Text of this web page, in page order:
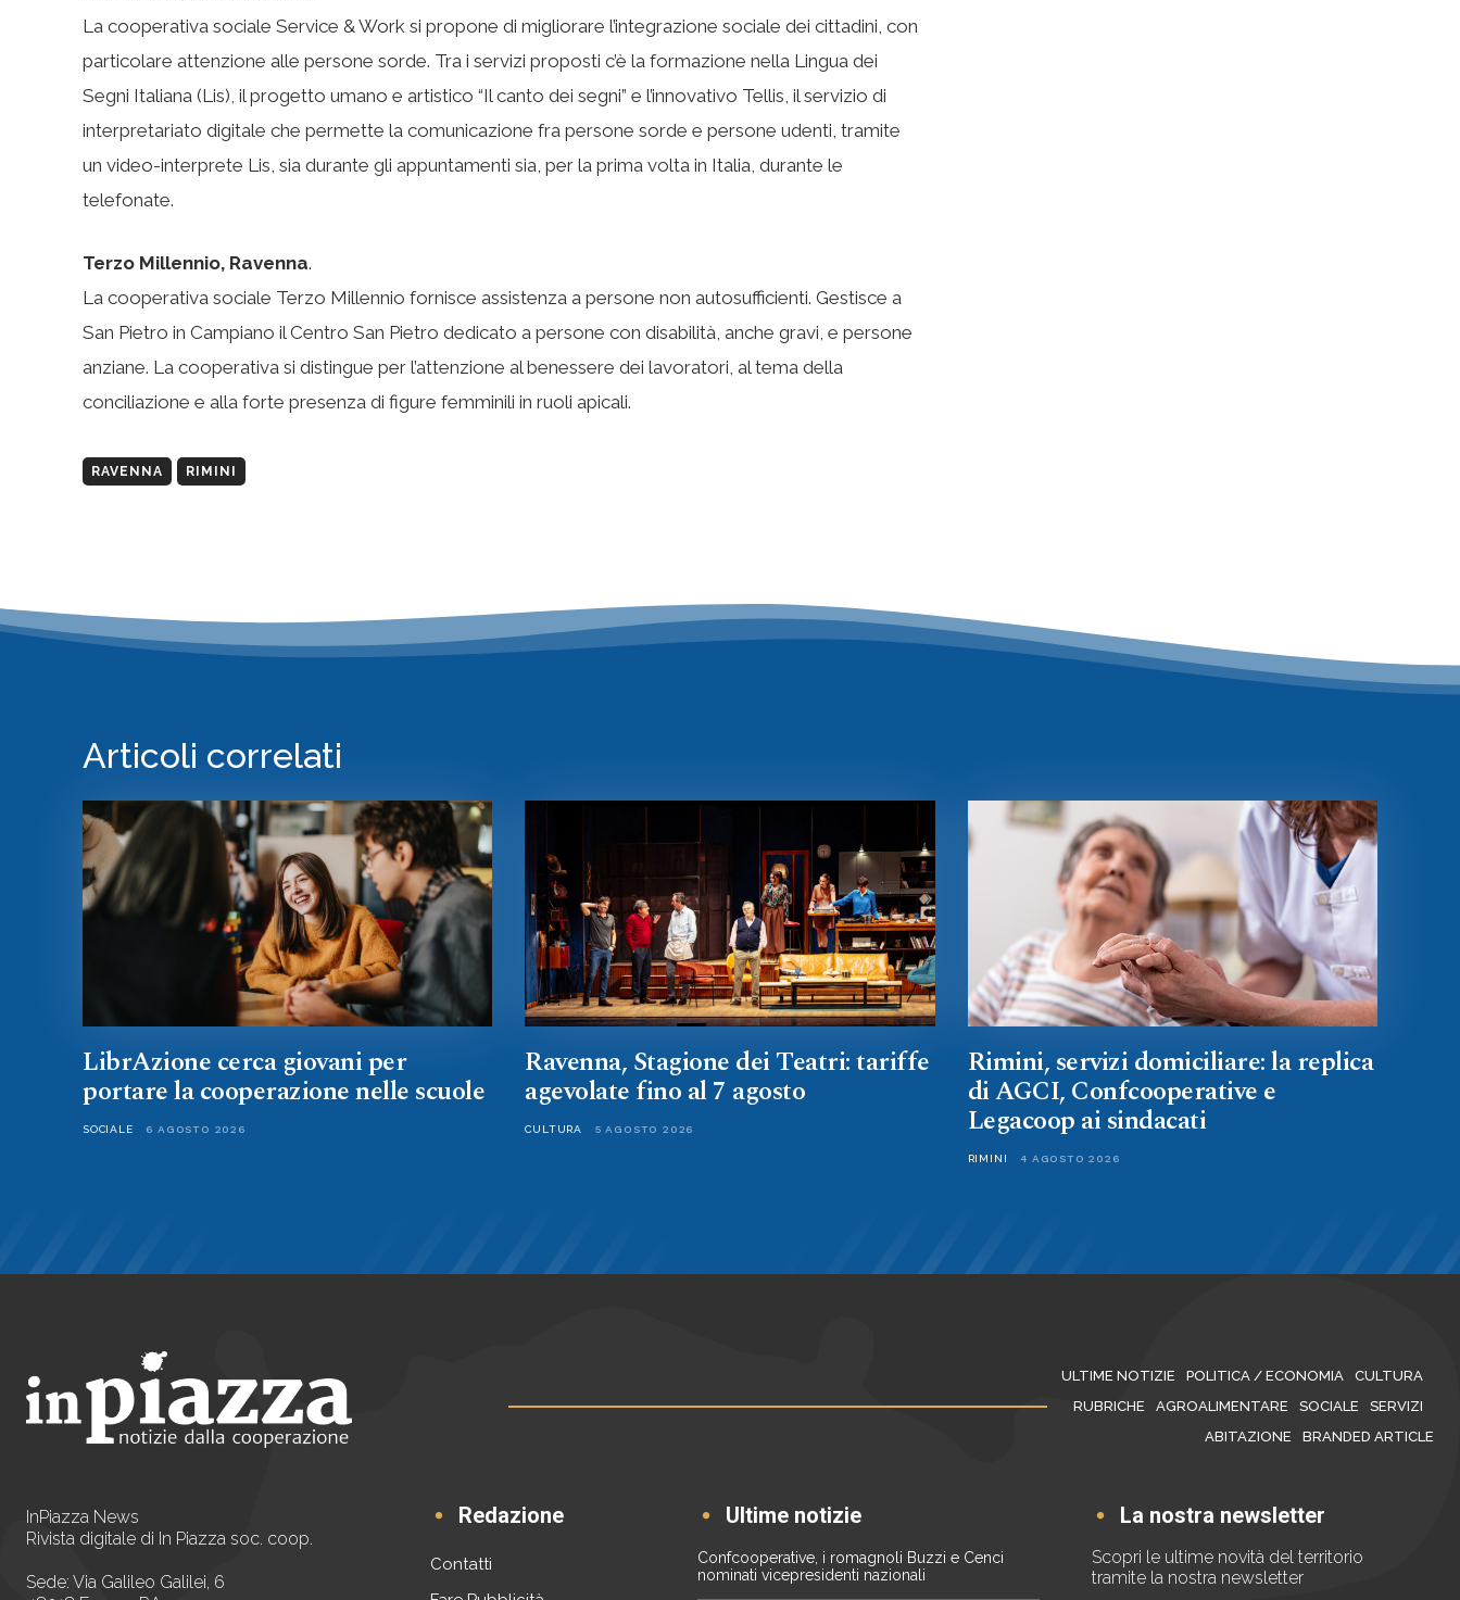
La cooperativa sociale Service & Work si propone di migliorare l’integrazione sociale dei cittadini, con
particolare attenzione alle persone sorde. Tra i servizi proposti c’è la formazione nella Lingua dei
Segni Italiana (Lis), il progetto umano e artistico “Il canto dei segni” e l’innovativo Tellis, il servizio di
interpretariato digitale che permette la comunicazione fra persone sorde e persone udenti, tramite
un video-interprete Lis, sia durante gli appuntamenti sia, per la prima volta in Italia, durante le
telefonate.
Terzo Millennio, Ravenna.
La cooperativa sociale Terzo Millennio fornisce assistenza a persone non autosufficienti. Gestisce a
San Pietro in Campiano il Centro San Pietro dedicato a persone con disabilità, anche gravi, e persone
anziane. La cooperativa si distingue per l’attenzione al benessere dei lavoratori, al tema della
conciliazione e alla forte presenza di figure femminili in ruoli apicali.
RAVENNA RIMINI
Articoli correlati
LibrAzione cerca giovani per
portare la cooperazione nelle scuole
SOCIALE 6 AGOSTO 2026
Ravenna, Stagione dei Teatri: tariffe
agevolate fino al 7 agosto
CULTURA 5 AGOSTO 2026
Rimini, servizi domiciliare: la replica
di AGCI, Confcooperative e
Legacoop ai sindacati
RIMINI 4 AGOSTO 2026
ULTIME NOTIZIE POLITICA / ECONOMIA
CULTURA
RUBRICHE
AGROALIMENTARE SOCIALE
SERVIZI
ABITAZIONE
BRANDED ARTICLE
InPiazza News
Rivista digitale di In Piazza soc. coop.
Sede: Via Galileo Galilei, 6
Redazione
Contatti
Ultime notizie
Confcooperative, i romagnoli Buzzi e Cenci
nominati vicepresidenti nazionali
La nostra newsletter
Scopri le ultime novità del territorio
tramite la nostra newsletter